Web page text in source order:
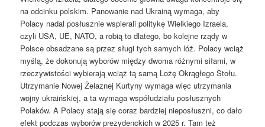
na odcinku polskim. Panowanie nad Ukrainą wymaga, aby
Polacy nadal posłusznie wspierali politykę Wielkiego Izraela,
czyli USA, UE, NATO, a robią to dlatego, bo kolejne rządy w
Polsce obsadzane są przez sługi tych samych lóż. Polacy wciąż
myślą, że dokonują wyborów między dwoma różnymi siłami, w
rzeczywistości wybierają wciąż tą samą Lożę Okrągłego Stołu.
Utrzymanie Nowej Żelaznej Kurtyny wymaga więc utrzymania
wojny ukraińskiej, a ta wymaga współudziału posłusznych
Polaków. A Polacy stają się coraz bardziej nieposłuszni, co dało
efekt podczas wyborów prezydenckich w 2025 r. Tam też